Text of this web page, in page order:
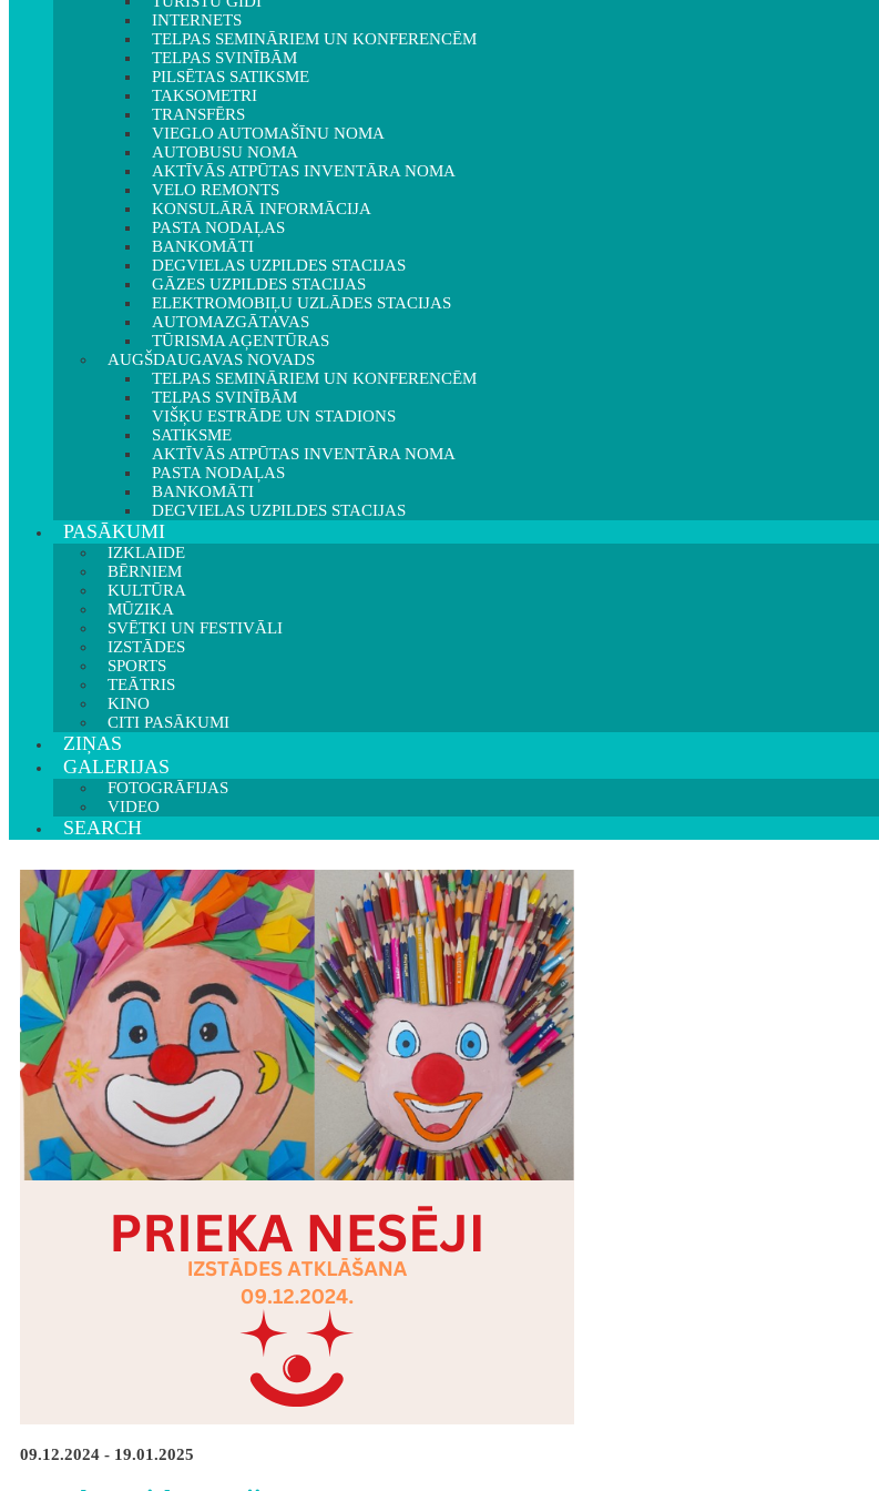
INTERNETS
TELPAS SEMINĀRIEM UN KONFERENCĒM
TELPAS SVINĪBĀM
PILSĒTAS SATIKSME
TAKSOMETRI
TRANSFĒRS
VIEGLO AUTOMAŠĪNU NOMA
AUTOBUSU NOMA
AKTĪVĀS ATPŪTAS INVENTĀRA NOMA
VELO REMONTS
KONSULĀRĀ INFORMĀCIJA
PASTA NODAĻAS
BANKOMĀTI
DEGVIELAS UZPILDES STACIJAS
GĀZES UZPILDES STACIJAS
ELEKTROMOBIĻU UZLĀDES STACIJAS
AUTOMAZGĀTAVAS
TŪRISMA AĢENTŪRAS
AUGŠDAUGAVAS NOVADS
TELPAS SEMINĀRIEM UN KONFERENCĒM
TELPAS SVINĪBĀM
VIŠĶU ESTRĀDE UN STADIONS
SATIKSME
AKTĪVĀS ATPŪTAS INVENTĀRA NOMA
PASTA NODAĻAS
BANKOMĀTI
DEGVIELAS UZPILDES STACIJAS
PASĀKUMI
IZKLAIDE
BĒRNIEM
KULTŪRA
MŪZIKA
SVĒTKI UN FESTIVĀLI
IZSTĀDES
SPORTS
TEĀTRIS
KINO
CITI PASĀKUMI
ZIŅAS
GALERIJAS
FOTOGRĀFIJAS
VIDEO
SEARCH
09.12.2024 - 19.01.2025